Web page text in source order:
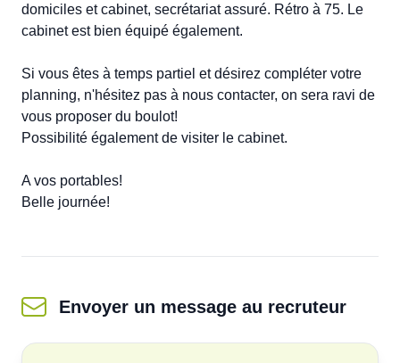
domiciles et cabinet, secrétariat assuré. Rétro à 75. Le
cabinet est bien équipé également.
Si vous êtes à temps partiel et désirez compléter votre
planning, n'hésitez pas à nous contacter, on sera ravi de
vous proposer du boulot!
Possibilité également de visiter le cabinet.
A vos portables!
Belle journée!
Envoyer un message au recruteur